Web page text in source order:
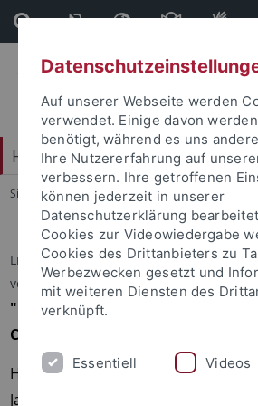
Direkt
zum
Inhalt
Direkt
zur
Fußleiste
Hochschulsport
Sie sind hier: Startseite ...
Lindy Hop
verantwortlich: Sandra Dreher Mansur
"Lindy Hop & Swing – Rhythmus,
Community"
Hast du Lust, den legendären
Jahre kennenzulernen und dich vom
Auf unserer Webseite werden
verwendet. Einige davon
benötigt, während es uns
Ihre Nutzererfahrung auf
verbessern. Ihre getroffenen
können jederzeit in unserer
Datenschutzerklärung
Cookies zur Videowiedergabe
Cookies des Drittanbieters zu
Werbezwecken gesetzt und
mit weiteren Diensten des
verknüpft.
Essentiell Videos